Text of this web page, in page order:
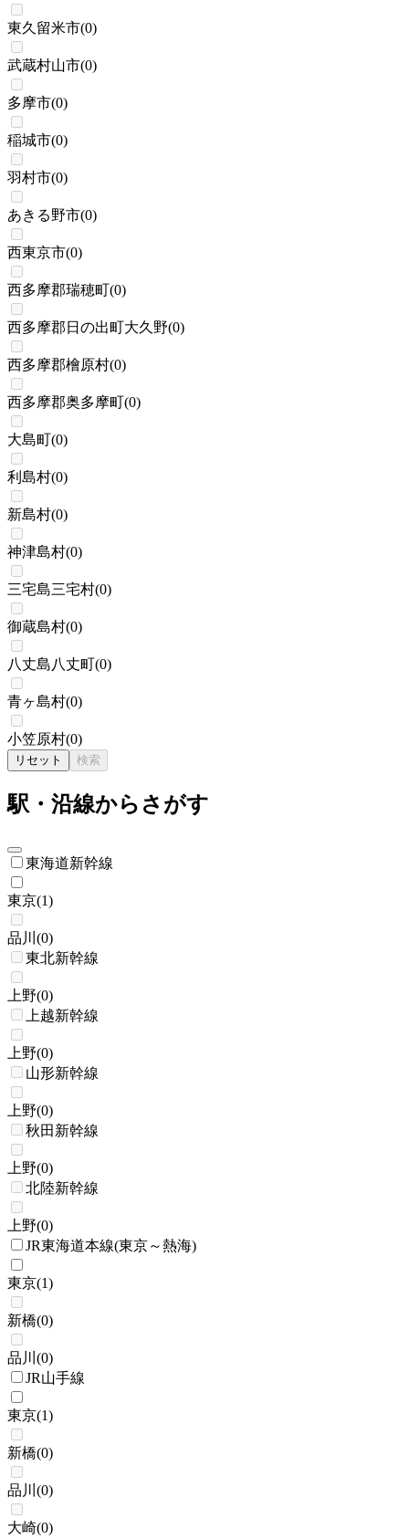
東久留米市(0)
武蔵村山市(0)
多摩市(0)
稲城市(0)
羽村市(0)
あきる野市(0)
西東京市(0)
西多摩郡瑞穂町(0)
西多摩郡日の出町大久野(0)
西多摩郡檜原村(0)
西多摩郡奥多摩町(0)
大島町(0)
利島村(0)
新島村(0)
神津島村(0)
三宅島三宅村(0)
御蔵島村(0)
八丈島八丈町(0)
青ヶ島村(0)
小笠原村(0)
リセット 検索
駅・沿線からさがす
東海道新幹線
東京(1)
品川 (0)
東北新幹線
上野(0)
上越新幹線
上野(0)
山形新幹線
上野(0)
秋田新幹線
上野(0)
北陸新幹線
上野(0)
JR東海道本線(東京～熱海)
東京(1)
新橋(0)
品川 (0)
JR山手線
東京(1)
新橋(0)
品川 (0)
大崎(0)